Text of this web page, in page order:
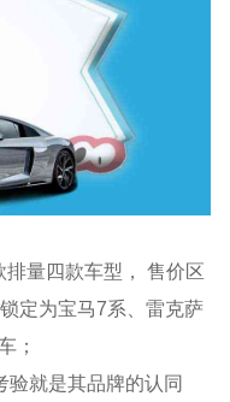
量四款车型， 售价区
定为宝马7系、雷克萨
；
验就是其品牌的认同